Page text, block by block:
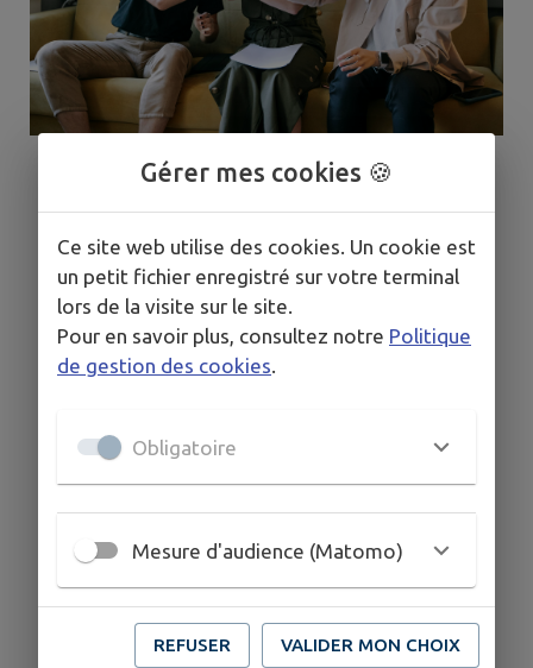
Gérer mes cookies 🍪
Ce site web utilise des cookies. Un cookie est
un petit fichier enregistré sur votre terminal
lors de la visite sur le site.
Pour en savoir plus, consultez notre Politique
de gestion des cookies.
Obligatoire
Mesure d'audience (Matomo)
REFUSER VALIDER MON CHOIX